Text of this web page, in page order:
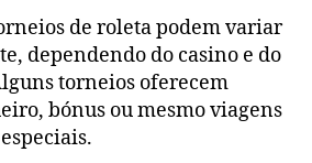
de roleta podem variar
dependendo do casino e do
torneios oferecem
bónus ou mesmo viagens